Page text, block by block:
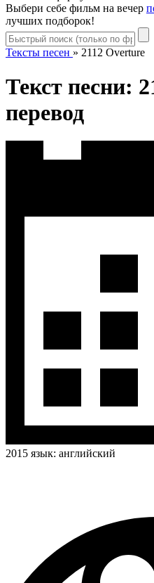
Выбери себе фильм на вечер
лучших подборок!
Тексты песен » 2112 Overture
Текст песни:
перевод
2015 язык: английский